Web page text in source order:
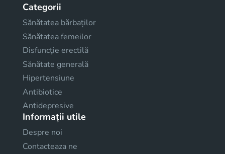
Categorii
Sănătatea bărbaților
Sănătatea femeilor
Disfuncţie erectilă
Sănătate generală
Hipertensiune
Antibiotice
Antidepresive
Informații utile
Despre noi
Contacteaza ne